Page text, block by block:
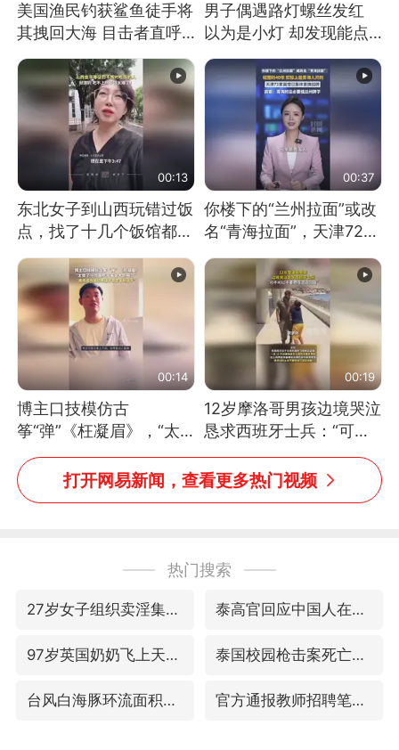
美国渔民钓获鲨鱼徒手将
其拽回大海 目击者直呼
震惊 （视频来源：参考
消息）
男子偶遇路灯螺丝发红
以为是小灯 却发现能点
燃香烟 当事人：已报警
处理
00:13
东北女子到山西玩错过饭
点，找了十几个饭馆都没
开门：午休到几点
00:37
你楼下的“兰州拉面”或改
名“青海拉面”，天津72家
面馆已集体更换招牌
00:14
博主口技模仿古
筝“弹”《枉凝眉》，“太
像了～你是吃古筝长大的
吗？”“或将成为首位考级
不带古筝的选手。”（来
00:19
12岁摩洛哥男孩边境哭泣
恳求西班牙士兵：“可不
可以不要把我遣返回国”
打开网易新闻，查看更多热门视频
热门搜索
27岁女子组织卖淫集团被悬赏通缉 泰高官回应中国人在泰遭歧视：全面调查
97岁英国奶奶飞上天再破吉尼斯纪录 泰国校园枪击案死亡人数升至7人
台风白海豚环流面积近似13个浙江 官方通报教师招聘笔试前13名被淘汰